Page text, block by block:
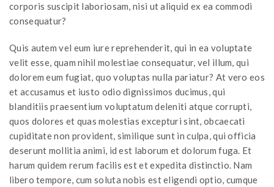
corporis suscipit laboriosam, nisi ut aliquid ex ea commodi
consequatur?
Quis autem vel eum iure reprehenderit, qui in ea voluptate
velit esse, quam nihil molestiae consequatur, vel illum, qui
dolorem eum fugiat, quo voluptas nulla pariatur? At vero eos
et accusamus et iusto odio dignissimos ducimus, qui
blanditiis praesentium voluptatum deleniti atque corrupti,
quos dolores et quas molestias excepturi sint, obcaecati
cupiditate non provident, similique sunt in culpa, qui officia
deserunt mollitia animi, id est laborum et dolorum fuga. Et
harum quidem rerum facilis est et expedita distinctio. Nam
libero tempore, cum soluta nobis est eligendi optio, cumque